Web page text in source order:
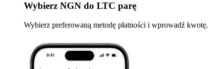
Wybierz NGN do LTC parę
Wybierz preferowaną metodę płatności i wprowadź kwotę.